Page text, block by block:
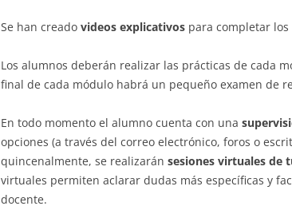
Se han creado videos explicativos para completar
Los alumnos deberán realizar las prácticas de cada
final de cada módulo habrá un pequeño examen de
En todo momento el alumno cuenta con una
opciones (a través del correo electrónico, foros o
quincenalmente, se realizarán sesiones virtuales de
virtuales permiten aclarar dudas más específicas y
docente.